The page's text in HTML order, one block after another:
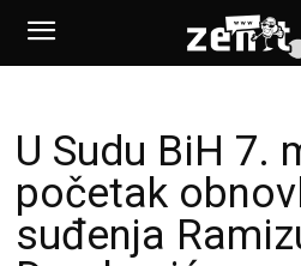
U Sudu BiH 7.
početak
suđenja